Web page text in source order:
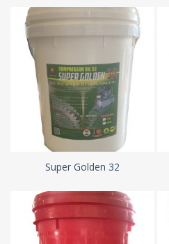
Super Golden 32